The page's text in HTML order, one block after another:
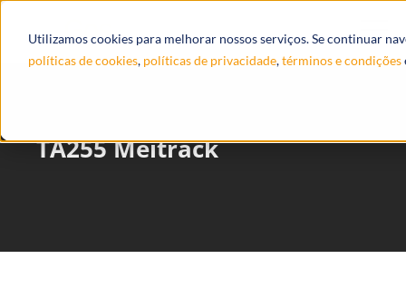
Utilizamos cookies para melhorar nossos serviços. Se continuar
políticas de cookies, políticas de privacidade,términos e condições
TA255 Meitrack